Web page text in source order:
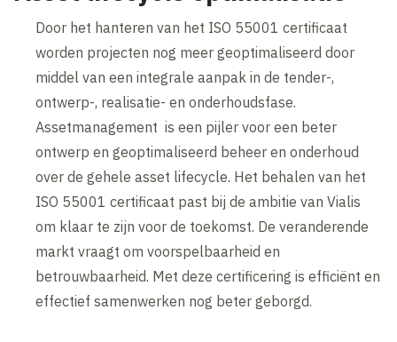
Door het hanteren van het ISO 55001 certificaat
worden projecten nog meer geoptimaliseerd door
middel van een integrale aanpak in de tender-,
ontwerp-, realisatie- en onderhoudsfase.
Assetmanagement is een pijler voor een beter
ontwerp en geoptimaliseerd beheer en onderhoud
over de gehele asset lifecycle. Het behalen van het
ISO 55001 certificaat past bij de ambitie van Vialis
om klaar te zijn voor de toekomst. De veranderende
markt vraagt om voorspelbaarheid en
betrouwbaarheid. Met deze certificering is efficiënt en
effectief samenwerken nog beter geborgd.